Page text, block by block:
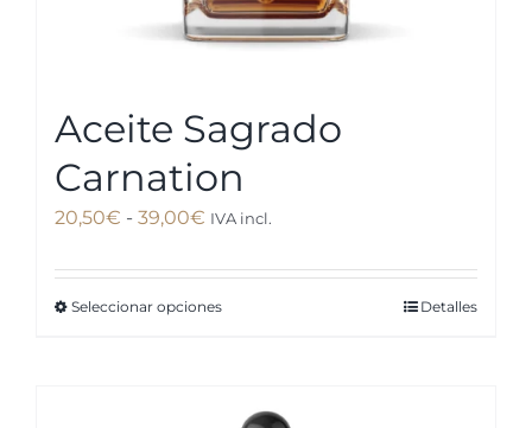
producto
Aceite Sagrado
Carnation
20,50€ - 39,00€ Rango
precios:
desde
39,00€
IVA incl.
Seleccionar opcionesEste
múltiples
Detalles